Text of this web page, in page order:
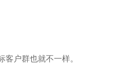
户群也就不一样。